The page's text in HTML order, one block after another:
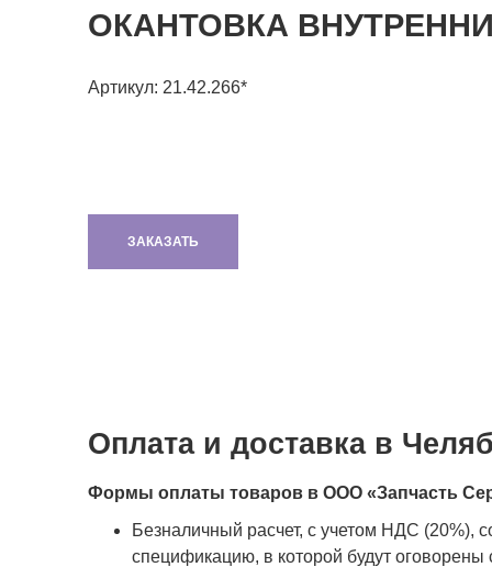
ОКАНТОВКА
Артикул: 21.42.266*
ЗАКАЗАТЬ
Оплата и доставка в
Формы оплаты товаров в ООО «Запчасть
Безналичный расчет, с учетом НДС (20%),
спецификацию, в которой будут оговорены